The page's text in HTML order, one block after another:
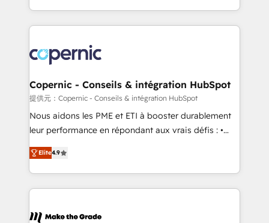
buyers • Use AI to scale smarter Our coaching-led
lasts. So if you're ready to become the most trusted
voice in your market, let’s talk.
HubSpot into a genuine growth engine. Named
HubSpot's Global Partner of the Year in 2024,
worldwide, and with over 15 years in the ecosystem,
Huble has built a track record that speaks for itself.
One company, one operating model, delivering
across offices and consulting teams in the UK, USA,
Canada, Germany, France, Belgium, Singapore, and
South Africa. Certified compliant with ISO/IEC
international offices and 175+ employees.
Copernic - Conseils & intégration HubSpot
提供元：Copernic - Conseils & intégration HubSpot
Nous aidons les PME et ETI à booster durablement
leur performance en répondant aux vrais défis : •
Intégration de HubSpot avec d’autres outils (ERP,
téléphonie, etc.) • Alignement des équipes grâce à un
outil et des données partagées • Amélioration de la
collecte et de l’analyse des données pour des
de la productivité des équipes Notre équipe de 30
Elite4.9